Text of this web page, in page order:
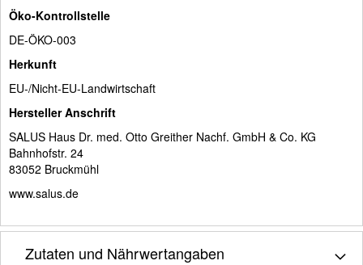
Öko-Kontrollstelle
DE-ÖKO-003
Herkunft
EU-/Nicht-EU-Landwirtschaft
Hersteller Anschrift
SALUS Haus Dr. med. Otto Greither Nachf. GmbH & Co. KG
Bahnhofstr. 24
83052 Bruckmühl
www.salus.de
Zutaten und Nährwertangaben